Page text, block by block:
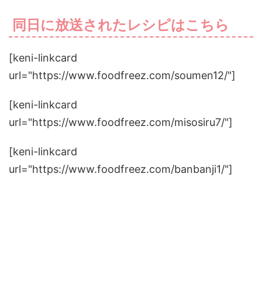
同日に放送されたレシピはこちら
[keni-linkcard
url="https://www.foodfreez.com/soumen12/"]
[keni-linkcard
url="https://www.foodfreez.com/misosiru7/"]
[keni-linkcard
url="https://www.foodfreez.com/banbanji1/"]